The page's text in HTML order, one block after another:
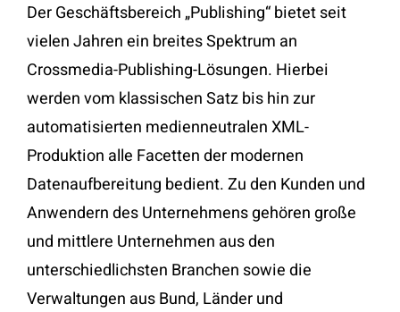
Der Geschäftsbereich „Publishing“ bietet seit
vielen Jahren ein breites Spektrum an
Crossmedia-Publishing-Lösungen. Hierbei
werden vom klassischen Satz bis hin zur
automatisierten medienneutralen XML-
Produktion alle Facetten der modernen
Datenaufbereitung bedient. Zu den Kunden und
Anwendern des Unternehmens gehören große
und mittlere Unternehmen aus den
unterschiedlichsten Branchen sowie die
Verwaltungen aus Bund, Länder und